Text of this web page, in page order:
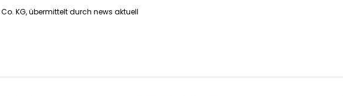
KG, übermittelt durch news aktuell